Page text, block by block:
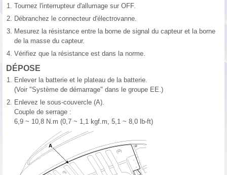
1. Tournez l'interrupteur d'allumage sur OFF.
2. Débranchez le connecteur d'électrovanne.
3. Mesurez la résistance entre la borne de signal du capteur et la borne
de la masse du capteur.
4. Vérifiez que la résistance est dans la norme.
DÉPOSE
1. Enlever la batterie et le plateau de la batterie.
(Voir "Système de démarrage" dans le groupe EE.)
2. Enlevez le sous-couvercle (A).
Couple de serrage :
6,9 ~ 10,8 N.m (0,7 ~ 1,1 kgf.m, 5,1 ~ 8,0 lb-ft)